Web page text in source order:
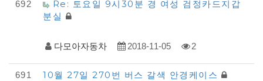
기
692
Re: 토요일 9시30분 경 여성 검정카드지갑
분실
다모아자동차 2018-11-05 2
691 10월 27일 270번 버스 갈색 안경케이스